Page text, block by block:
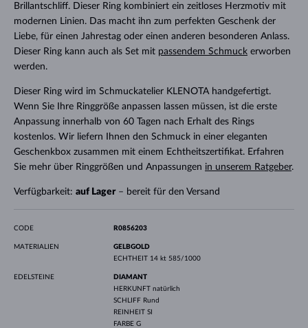
Brillantschliff. Dieser Ring kombiniert ein zeitloses Herzmotiv mit
modernen Linien. Das macht ihn zum perfekten Geschenk der
Liebe, für einen Jahrestag oder einen anderen besonderen Anlass.
Dieser Ring kann auch als Set mit passendem Schmuckerworben
werden.
Dieser Ring wird im Schmuckatelier KLENOTA handgefertigt.
Wenn Sie Ihre Ringgröße anpassen lassen müssen, ist die erste
Anpassung innerhalb von 60 Tagen nach Erhalt des Rings
kostenlos. Wir liefern Ihnen den Schmuck in einer eleganten
Geschenkbox zusammen mit einem Echtheitszertifikat. Erfahren
Sie mehr über Ringgrößen und Anpassungen in unserem Ratgeber.
Verfügbarkeit: auf Lager– bereit für den Versand
CODE R0856203
MATERIALIEN
GELBGOLD
ECHTHEIT 14 kt 585/1000
EDELSTEINE
DIAMANT
HERKUNFT natürlich
SCHLIFF Rund
REINHEIT SI
FARBE G